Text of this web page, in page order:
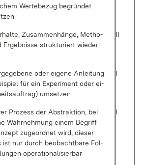
Wer­te­be­zug be­grün­det
Zu­sam­men­hän­ge, Me­tho­
Er­geb­nis­se struk­tu­riert wie­der­
II
oder ei­ge­ne An­lei­tung
für ein Ex­pe­ri­ment oder ei­
um­set­zen
I
Pro­zess der Abs­trak­ti­on, bei
Wahr­neh­mung ei­nem Be­griff
zu­ge­ord­net wird, die­ser
ist nur durch be­ob­acht­ba­re Fol­
ope­ra­tio­na­li­sier­bar
I